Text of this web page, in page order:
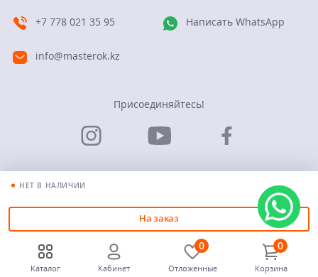
НЕТ В НАЛИЧИИ
На заказ
+7 778 021 35 95 Написать WhatsApp
info@masterok.kz
Присоединяйтесь!
© Группа компаний “Мастерок”. 2026
Каталог Кабинет
0
Отложенные
0
Корзина